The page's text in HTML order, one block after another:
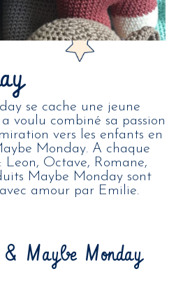
se cache une jeune
voulu combiné sa passion
vers les enfants en
Monday. A chaque
Octave, Romane,
Maybe Monday sont
amour par Emilie.
Maybe Monday